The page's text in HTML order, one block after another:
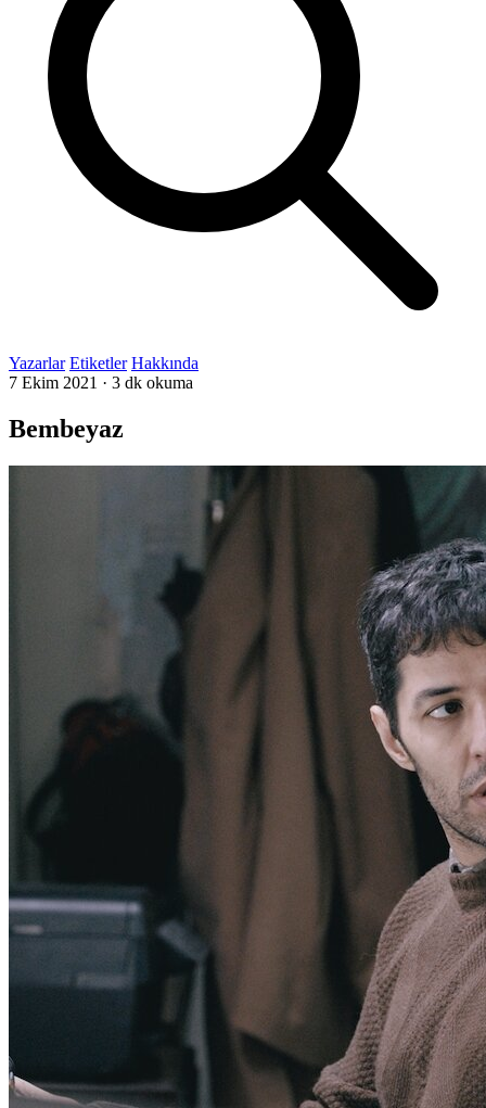
Yazarlar Etiketler Hakkında
7 Ekim 2021 · 3 dk okuma
Bembeyaz